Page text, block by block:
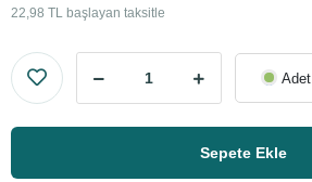
22,98 TL başlayan taksitle
Adet
Sepete Ekle